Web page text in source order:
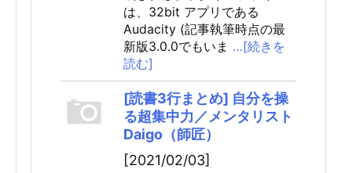
は、32bit アプリである
Audacity (記事執筆時点の最
新版3.0.0でもいま …[続きを
読む]
[読書3行まとめ] 自分を操
る超集中力／メンタリスト
Daigo（師匠）
[2021/02/03]